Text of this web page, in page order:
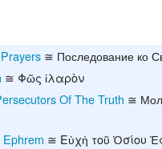
≅ Последование ко
≅ Φῶς ἱλαρὸν
Of The Truth ≅
≅ Εὐχἠ τοῦ Ὁσίου